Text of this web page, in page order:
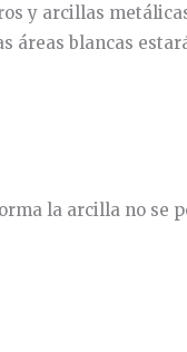
y arcillas
áreas blancas
la arcilla no se